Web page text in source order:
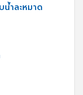
น้ำละหมาด